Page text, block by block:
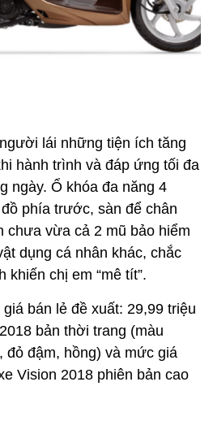
lái những tiện ích tăng
hành trình và đáp ứng tối đa
ngày. Ổ khóa đa năng 4
phía trước, sàn để chân
chưa vừa cả 2 mũ bảo hiểm
dụng cá nhân khác, chắc
khiến chị em “mê tít”.
bán lẻ đề xuất: 29,99 triệu
bản thời trang (màu
đỏ đậm, hồng) và mức giá
Vision 2018 phiên bản cao